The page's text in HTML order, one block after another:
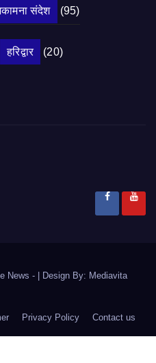
संदेश (95)
हरिद्वार (20)
News - Design By: Mediavita
Privacy Policy Contact us